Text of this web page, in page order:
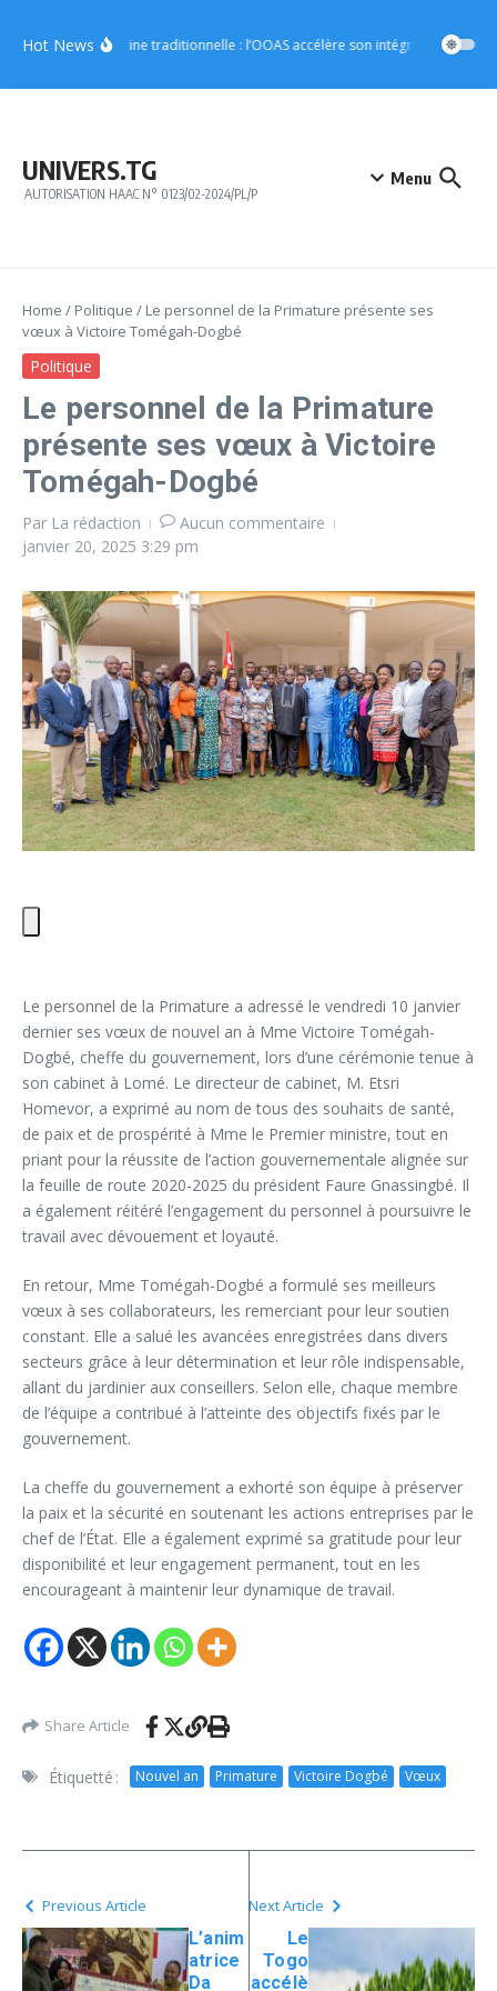
Hot NewsMédecine traditionnelle : l’OOAS accélère son intégration dans
UNIVERS.TG
AUTORISATION HAAC N° 0123/02-2024/PL/P
Menu
Home / Politique / Le personnel de la Primature présente ses
vœux à Victoire Tomégah-Dogbé
Politique
Le personnel de la Primature
présente ses vœux à Victoire
Tomégah-Dogbé
Par La rédaction
Aucun commentaire
janvier 20, 2025 3:29 pm
Le personnel de la Primature a adressé le vendredi 10 janvier
dernier ses vœux de nouvel an à Mme Victoire Tomégah-
Dogbé, cheffe du gouvernement, lors d’une cérémonie tenue à
son cabinet à Lomé. Le directeur de cabinet, M. Etsri
Homevor, a exprimé au nom de tous des souhaits de santé,
de paix et de prospérité à Mme le Premier ministre, tout en
priant pour la réussite de l’action gouvernementale alignée sur
la feuille de route 2020-2025 du président Faure Gnassingbé. Il
a également réitéré l’engagement du personnel à poursuivre le
travail avec dévouement et loyauté.
En retour, Mme Tomégah-Dogbé a formulé ses meilleurs
vœux à ses collaborateurs, les remerciant pour leur soutien
constant. Elle a salué les avancées enregistrées dans divers
secteurs grâce à leur détermination et leur rôle indispensable,
allant du jardinier aux conseillers. Selon elle, chaque membre
de l’équipe a contribué à l’atteinte des objectifs fixés par le
gouvernement.
La cheffe du gouvernement a exhorté son équipe à préserver
la paix et la sécurité en soutenant les actions entreprises par le
chef de l’État. Elle a également exprimé sa gratitude pour leur
disponibilité et leur engagement permanent, tout en les
encourageant à maintenir leur dynamique de travail.
Share Article
Étiquetté : Nouvel an Primature Victoire Dogbé Vœux
Previous Article
L’anim
atrice
Da
Next Article
Le
Togo
accélè